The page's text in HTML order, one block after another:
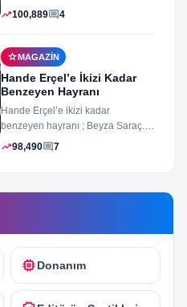
arayüz şifleri ve arayüzü farklı
trending_up100,889comment4
starMAGAZIN
Hande Erçel’e İkizi Kadar
Benzeyen Hayranı
Hande Erçel’e ikizi kadar
benzeyen hayranı ; Beyza Saraç.
Son zamanlarda Hande Erçel’e
trending_up98,490comment7
memoryDonanım